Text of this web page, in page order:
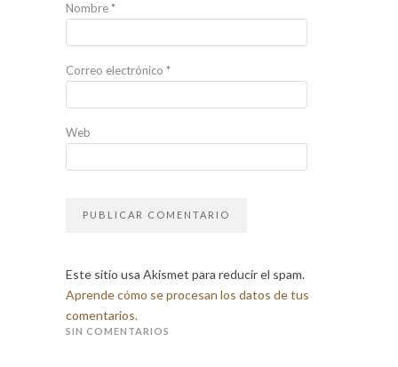
Nombre*
Correo electrónico *
Web
Este sitio usa Akismet para reducir el spam.
Aprende cómo se procesan los datos de tus
comentarios.
SIN COMENTARIOS